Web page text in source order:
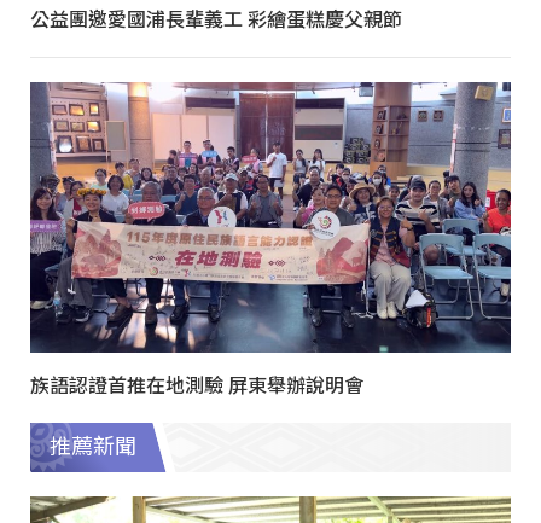
公益團邀愛國浦長輩義工 彩繪蛋糕慶父親節
族語認證首推在地測驗 屏東舉辦說明會
推薦新聞